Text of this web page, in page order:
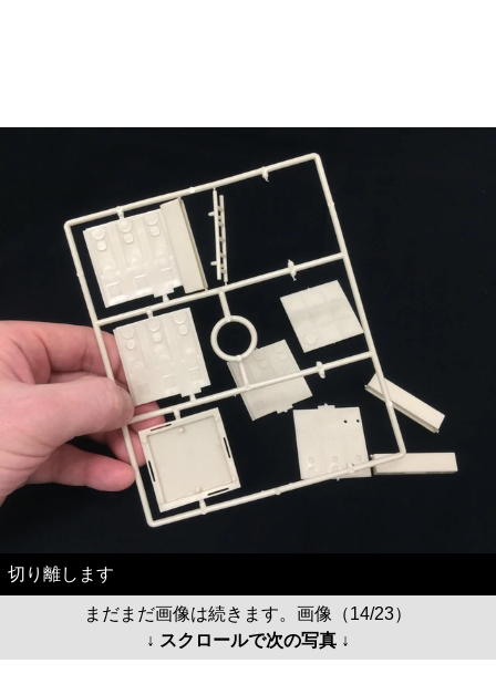
切り離します
まだまだ画像は続きます。画像（14/23）
↓ スクロールで次の写真 ↓